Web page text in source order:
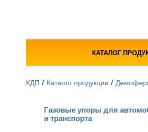
КАТАЛОГ
КДП Каталог продукции
Газовые упоры для
и транспорта